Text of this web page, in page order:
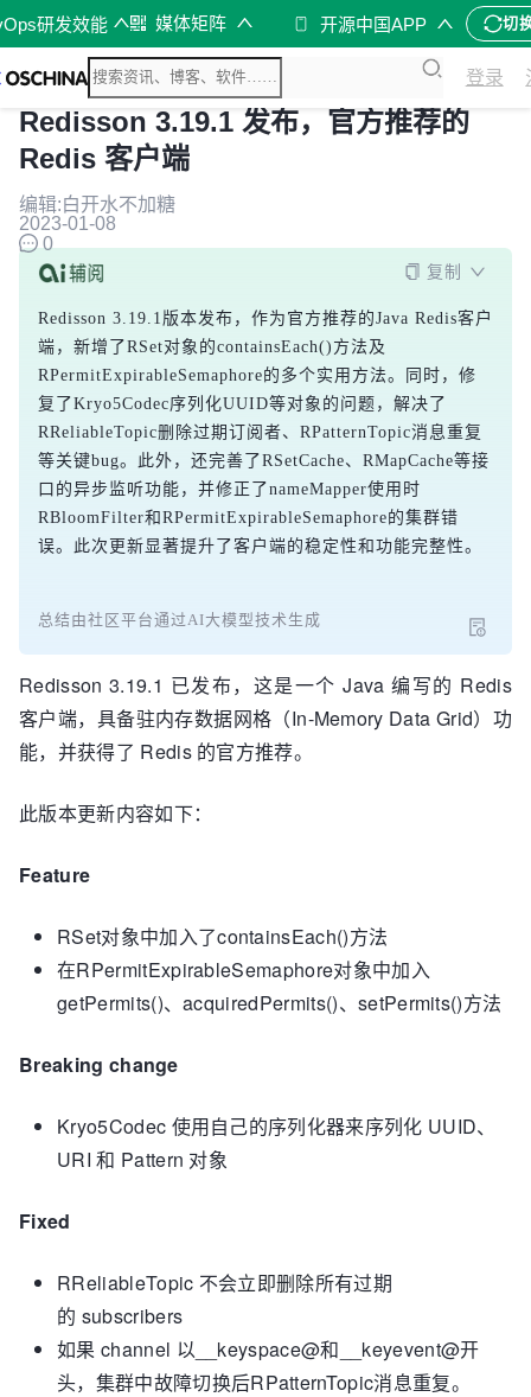
研发效能 媒体矩阵 开源中国APP 切
登录
Redisson 3.19.1 发布，官方推荐的
Redis 客户端
编辑:白开水不加糖
2023-01-08
0
复制
Redisson 3.19.1版本发布，作为官方推荐的Java Redis客户
端，新增了RSet对象的containsEach()方法及
RPermitExpirableSemaphore的多个实用方法。同时，修
复了Kryo5Codec序列化UUID等对象的问题，解决了
RReliableTopic删除过期订阅者、RPatternTopic消息重复
等关键bug。此外，还完善了RSetCache、RMapCache等接
口的异步监听功能，并修正了nameMapper使用时
RBloomFilter和RPermitExpirableSemaphore的集群错
误。此次更新显著提升了客户端的稳定性和功能完整性。
总结由社区平台通过AI大模型技术生成
Redisson 3.19.1 已发布，这是一个 Java 编写的 Redis
客户端，具备驻内存数据网格（In-Memory Data Grid）功
能，并获得了 Redis 的官方推荐。
此版本更新内容如下：
Feature
RSet对象中加入了containsEach()方法
在RPermitExpirableSemaphore对象中加入
getPermits()、acquiredPermits()、setPermits()方法
Breaking change
Kryo5Codec 使用自己的序列化器来序列化 UUID、
URI 和 Pattern 对象
Fixed
RReliableTopic 不会立即删除所有过期
的 subscribers
如果 channel 以__keyspace@和__keyevent@开
头，集群中故障切换后RPatternTopic消息重复。